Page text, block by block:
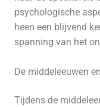
psychologische
heen een blijvend
spanning van het
De middeleeuwen
Tijdens de